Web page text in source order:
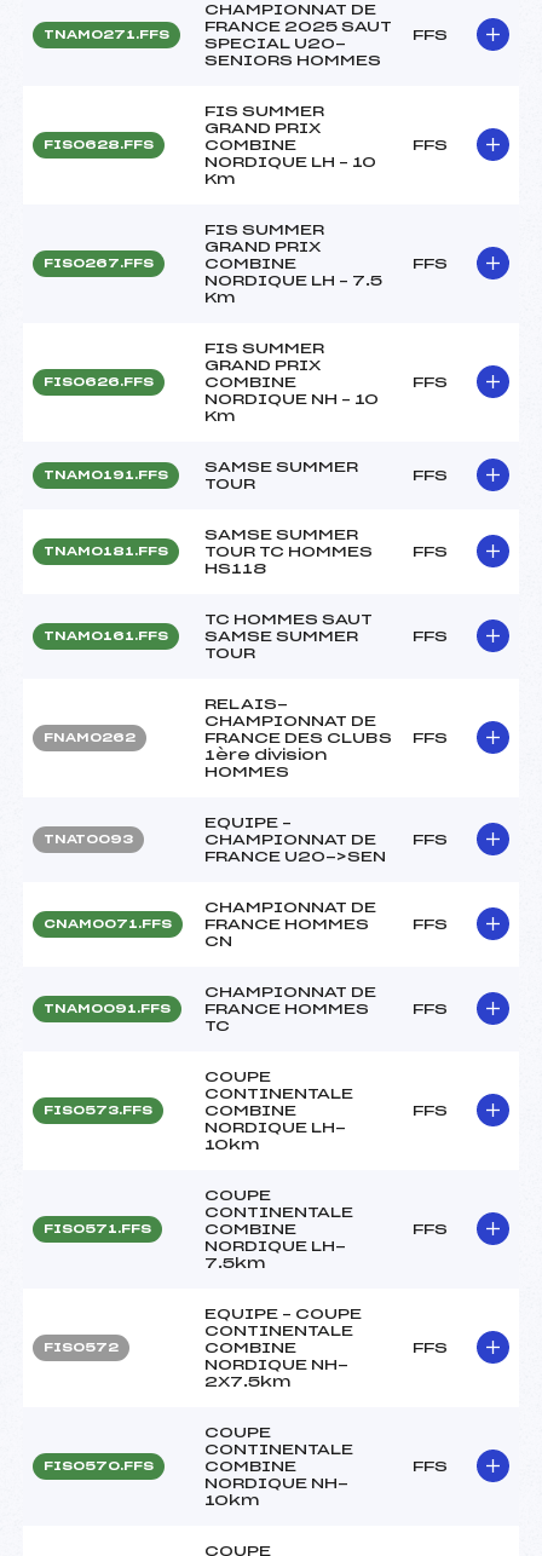
TNAM0271.FFS
CHAMPIONNAT DE
FRANCE 2025 SAUT
SPECIAL U20-
SENIORS HOMMES
FFS
FIS0628.FFS
FIS SUMMER
GRAND PRIX
COMBINE
NORDIQUE LH – 10
Km
FFS
FIS0267.FFS
FIS SUMMER
GRAND PRIX
COMBINE
NORDIQUE LH – 7.5
Km
FFS
FIS0626.FFS
FIS SUMMER
GRAND PRIX
COMBINE
NORDIQUE NH – 10
Km
FFS
TNAM0191.FFS
SAMSE SUMMER
TOUR
FFS
TNAM0181.FFS
SAMSE SUMMER
TOUR TC HOMMES
HS118
FFS
TNAM0161.FFS
TC HOMMES SAUT
SAMSE SUMMER
TOUR
FFS
FNAM0262
RELAIS-
CHAMPIONNAT DE
FRANCE DES CLUBS
1ère division
HOMMES
FFS
TNAT0093
EQUIPE –
CHAMPIONNAT DE
FRANCE U20->SEN
FFS
CNAM0071.FFS
CHAMPIONNAT DE
FRANCE HOMMES
CN
FFS
TNAM0091.FFS
CHAMPIONNAT DE
FRANCE HOMMES
TC
FFS
FIS0573.FFS
COUPE
CONTINENTALE
COMBINE
NORDIQUE LH-
10km
FFS
FIS0571.FFS
COUPE
CONTINENTALE
COMBINE
NORDIQUE LH-
7.5km
FFS
FIS0572
EQUIPE – COUPE
CONTINENTALE
COMBINE
NORDIQUE NH-
2X7.5km
FFS
FIS0570.FFS
COUPE
CONTINENTALE
COMBINE
NORDIQUE NH-
10km
FFS
COUPE